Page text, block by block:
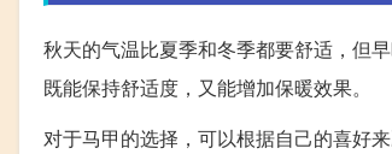
秋天的气温比夏季和冬季都要舒适，但
既能保持舒适度，又能增加保暖效果。
对于马甲的选择，可以根据自己的喜好